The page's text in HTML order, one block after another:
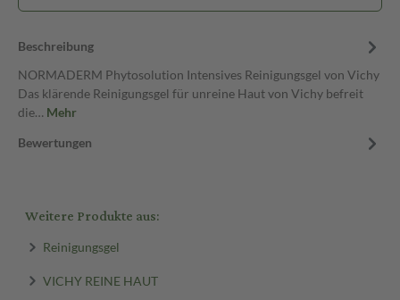
Beschreibung
NORMADERM Phytosolution Intensives Reinigungsgel von Vichy
Das klärende Reinigungsgel für unreine Haut von Vichy befreit
die… Mehr
Bewertungen
Weitere Produkte aus:
Reinigungsgel
VICHY REINE HAUT